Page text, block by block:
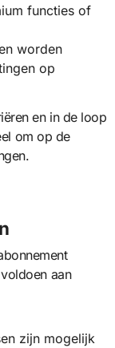
functies of
worden
op
en in de loop
om op de
aan
zijn mogelijk